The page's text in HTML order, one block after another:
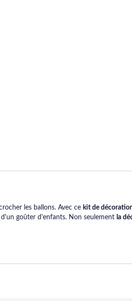
les ballons. Avec ce kit de
goûter d'enfants. Non seulement la